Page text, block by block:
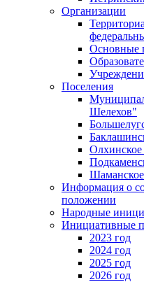
Организации
Основные
Поселения
Шелехов"
Олхинское
Информация о
положении
Народные
Инициативные
2023 год
2024 год
2025 год
2026 год